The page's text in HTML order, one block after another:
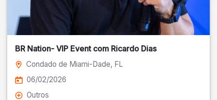
BR Nation- VIP Event com Ricardo Dias
Condado de Miami-Dade, FL
06/02/2026
Outros